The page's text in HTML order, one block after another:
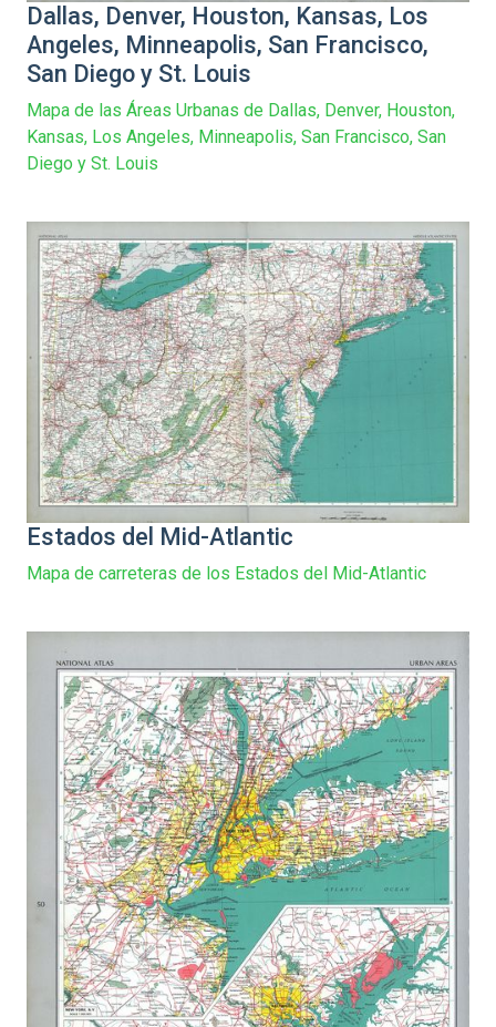
Dallas, Denver, Houston, Kansas, Los
Angeles, Minneapolis, San Francisco,
San Diego y St. Louis
Mapa de las Áreas Urbanas de Dallas, Denver, Houston,
Kansas, Los Angeles, Minneapolis, San Francisco, San
Diego y St. Louis
Estados del Mid-Atlantic
Mapa de carreteras de los Estados del Mid-Atlantic